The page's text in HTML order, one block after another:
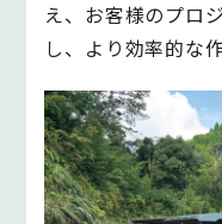
え、お客様のプロ
し、より効率的な